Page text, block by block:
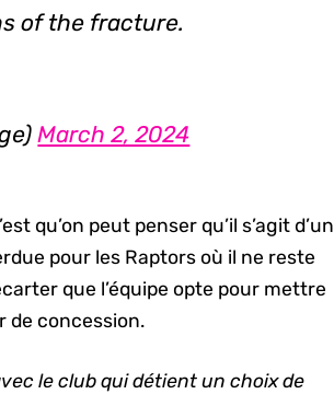
of the fracture.
March 2, 2024
qu’on peut penser qu’il s’agit d’un
pour les Raptors où il ne reste
que l’équipe opte pour mettre
de concession.
le club qui détient un choix de